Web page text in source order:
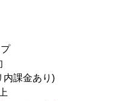
課金あり)